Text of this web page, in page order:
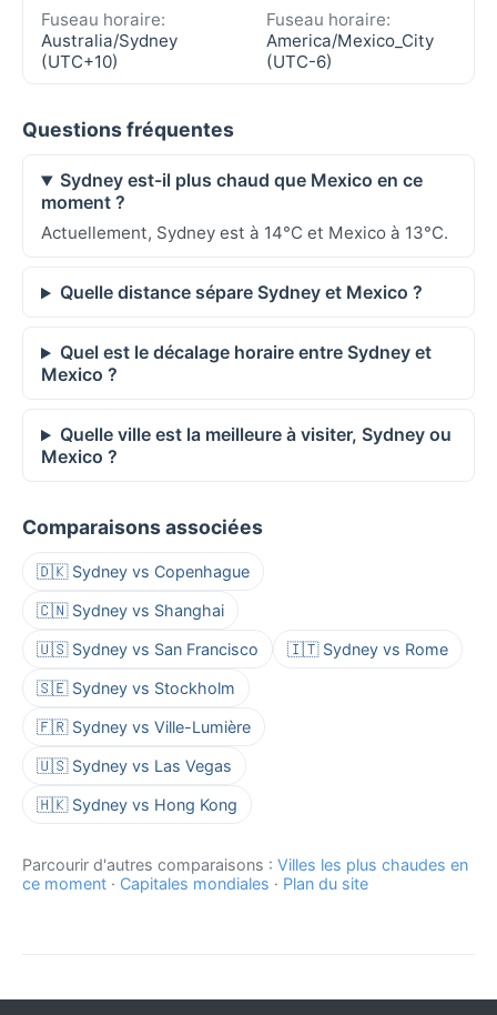
Fuseau horaire:
Australia/Sydney
(UTC+10)
Fuseau horaire:
America/Mexico_City
(UTC-6)
Questions fréquentes
Sydney est-il plus chaud que Mexico en ce
moment ?
Actuellement, Sydney est à 14°C et Mexico à 13°C.
Quelle distance sépare Sydney et Mexico ?
Quel est le décalage horaire entre Sydney et
Mexico ?
Quelle ville est la meilleure à visiter, Sydney ou
Mexico ?
Comparaisons associées
🇩🇰 Sydney vs Copenhague
🇨🇳 Sydney vs Shanghai
🇺🇸 Sydney vs San Francisco 🇮🇹 Sydney vs Rome
🇸🇪 Sydney vs Stockholm
🇫🇷 Sydney vs Ville-Lumière
🇺🇸 Sydney vs Las Vegas
🇭🇰 Sydney vs Hong Kong
Parcourir d'autres comparaisons : Villes les plus chaudes en
ce moment · Capitales mondiales · Plan du site